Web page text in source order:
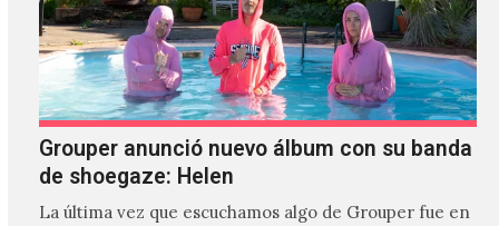
Grouper anunció nuevo álbum con su banda
de shoegaze: Helen
La última vez que escuchamos algo de Grouper fue en